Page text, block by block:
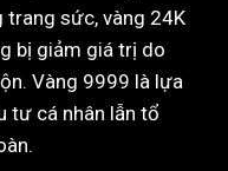
trang sức, vàng 24K
bị giảm giá trị do
Vàng 9999 là lựa
tư cá nhân lẫn tổ